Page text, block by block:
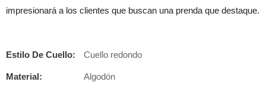
impresionará a los clientes que buscan una prenda que destaque.
Estilo De Cuello: Cuello redondo
Material: Algodón